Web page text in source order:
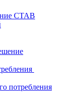
СТАВ
потребления